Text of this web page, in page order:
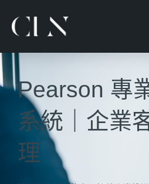
Pearson 專
系統｜企業
理